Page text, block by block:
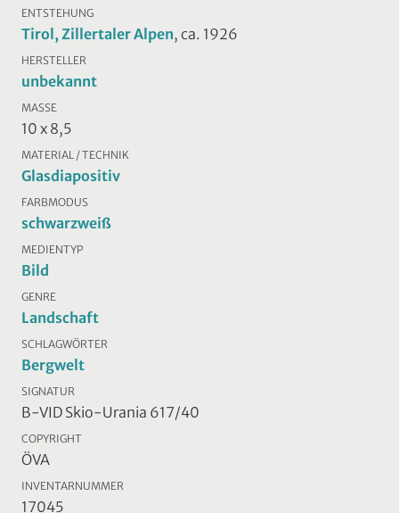
ENTSTEHUNG
Tirol, Zillertaler Alpen, ca. 1926
HERSTELLER
unbekannt
MASSE
10 x 8,5
MATERIAL / TECHNIK
Glasdiapositiv
FARBMODUS
schwarzweiß
MEDIENTYP
Bild
GENRE
Landschaft
SCHLAGWÖRTER
Bergwelt
SIGNATUR
B-VID Skio-Urania 617/40
COPYRIGHT
ÖVA
INVENTARNUMMER
17045